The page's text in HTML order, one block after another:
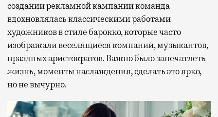
создании рекламной кампании команда
вдохновлялась классическими работами
художников в стиле барокко, которые часто
изображали веселящиеся компании, музыкантов,
праздных аристократов. Важно было запечатлеть
жизнь, моменты наслаждения, сделать это ярко,
но не вычурно.